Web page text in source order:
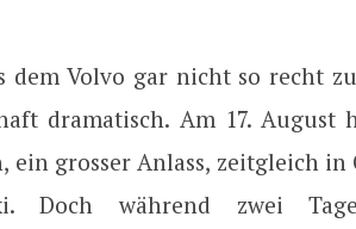
dem Volvo gar nicht so recht
dramatisch. Am 17. August
ein grosser Anlass, zeitgleich in
Doch während zwei